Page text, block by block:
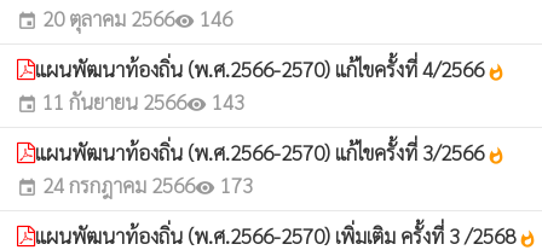
event 20 ตุลาคม 2566visibility 146
แผนพัฒนาท้องถิ่น (พ.ศ.2566-2570) แก้ไขครั้งที่ 4/2566whatshot
event 11 กันยายน 2566visibility 143
แผนพัฒนาท้องถิ่น (พ.ศ.2566-2570) แก้ไขครั้งที่ 3/2566whatshot
event 24 กรกฎาคม 2566visibility 173
แผนพัฒนาท้องถิ่น (พ.ศ.2566-2570) เพิ่มเติม ครั้งที่ 3 /2568whatshot